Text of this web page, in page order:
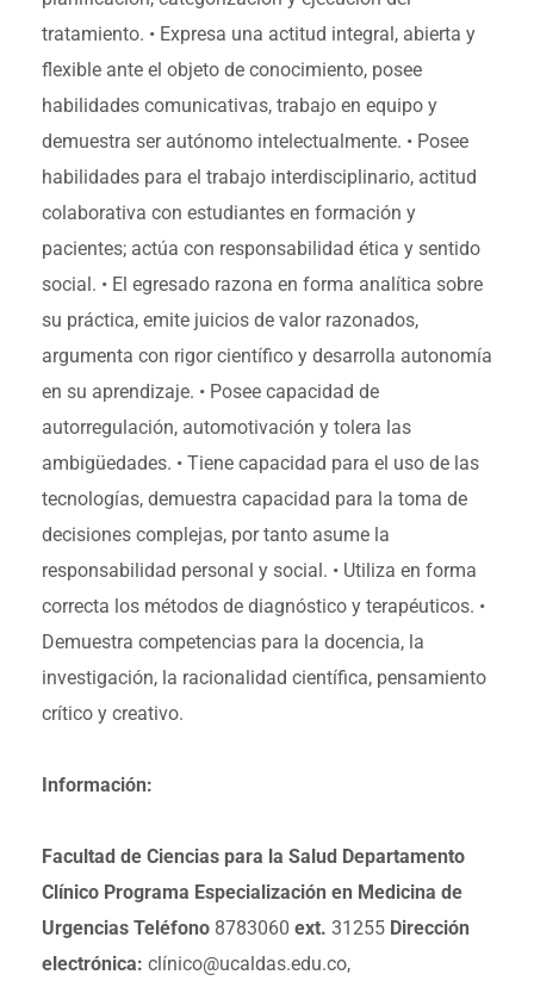
tratamiento. • Expresa una actitud integral, abierta y
flexible ante el objeto de conocimiento, posee
habilidades comunicativas, trabajo en equipo y
demuestra ser autónomo intelectualmente. • Posee
habilidades para el trabajo interdisciplinario, actitud
colaborativa con estudiantes en formación y
pacientes; actúa con responsabilidad ética y sentido
social. • El egresado razona en forma analítica sobre
su práctica, emite juicios de valor razonados,
argumenta con rigor científico y desarrolla autonomía
en su aprendizaje. • Posee capacidad de
autorregulación, automotivación y tolera las
ambigüedades. • Tiene capacidad para el uso de las
tecnologías, demuestra capacidad para la toma de
decisiones complejas, por tanto asume la
responsabilidad personal y social. • Utiliza en forma
correcta los métodos de diagnóstico y terapéuticos. •
Demuestra competencias para la docencia, la
investigación, la racionalidad científica, pensamiento
crítico y creativo.
Información:
Facultad de Ciencias para la Salud Departamento
Clínico Programa Especialización en Medicina de
Urgencias Teléfono 8783060 ext. 31255 Dirección
electrónica: clínico@ucaldas.edu.co,